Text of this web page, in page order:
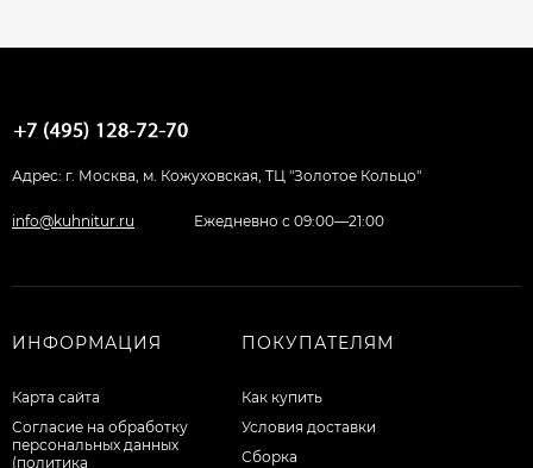
Адрес: г. Москва, м. Кожуховская, ТЦ "Золотое Кольцо"
info@kuhnitur.ru Ежедневно с 09:00—21:00
ИНФОРМАЦИЯ
Карта сайта
Согласие на обработку
персональных данных
(политика
ПОКУПАТЕЛЯМ
Как купить
Условия доставки
Сборка